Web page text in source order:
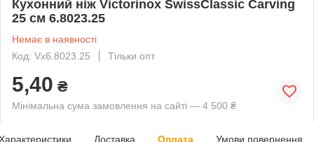
Кухонний ніж Victorinox SwissClassic Carving
25 см 6.8023.25
Немає в наявності
Код: Vx6.8023.25
Тільки опт
5,40 ₴
Мінімальна сума замовлення на сайті — 4 500 ₴
Доставка Оплата Умови повернення